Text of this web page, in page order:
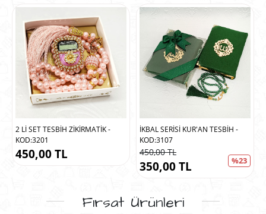
2 Lİ SET TESBİH ZİKİRMATİK -
KOD:3201
450,00 TL
İKBAL SERİSİ KUR'AN TESBİH -
KOD:3107
450,00 TL
%23
350,00 TL
Fırsat Ürünleri